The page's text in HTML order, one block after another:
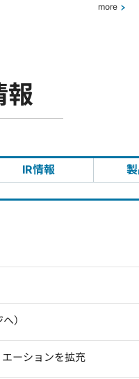
more
報
IR情報
ィンドウで開きます
）
ーションを拡充